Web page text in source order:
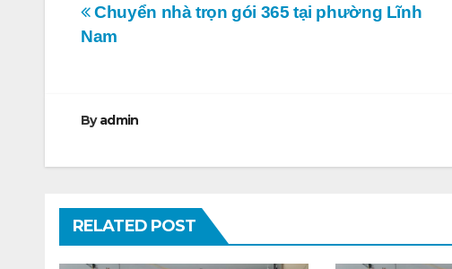
Điều
viết
Chuyển nhà trọn gói 365 tại phường Lĩnh
Nam
Byadmin
RELATED POST